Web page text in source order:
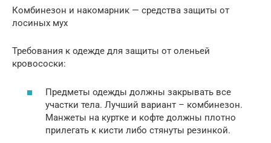
Комбинезон и накомарник — средства защиты от
лосиных мух
Требования к одежде для защиты от оленьей
кровососки:
Предметы одежды должны закрывать все
участки тела. Лучший вариант – комбинезон.
Манжеты на куртке и кофте должны плотно
прилегать к кисти либо стянуты резинкой.